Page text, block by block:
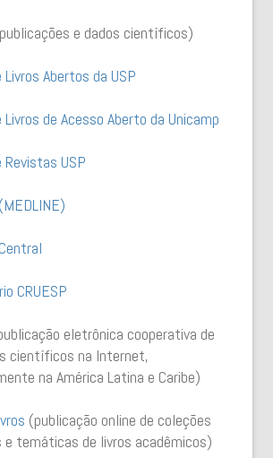
e dados científicos)
Abertos da USP
de Acesso Aberto da Unicamp
USP
CRUESP
eletrônica cooperativa de
científicos na Internet,
na América Latina e Caribe)
(publicação online de coleções
e temáticas de livros acadêmicos)